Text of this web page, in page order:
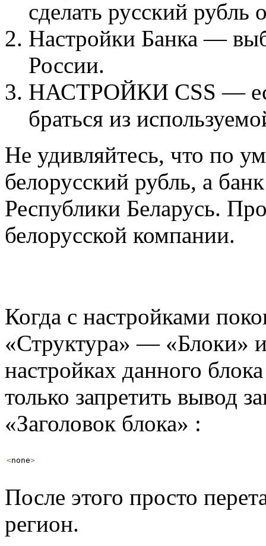
сделать русский рубль
Настройки Банка —
России.
НАСТРОЙКИ CSS —
браться из
Не удивляйтесь, что по
белорусский рубль, а
Республики Беларусь.
белорусской компании.
Когда с настройками
«Структура» — «Блоки»
настройках данного
только запретить вывод
«Заголовок блока» :
<none>
После этого просто
регион.